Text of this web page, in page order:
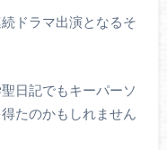
ドラマ出演となるそ
日記でもキーパーソ
たのかもしれません